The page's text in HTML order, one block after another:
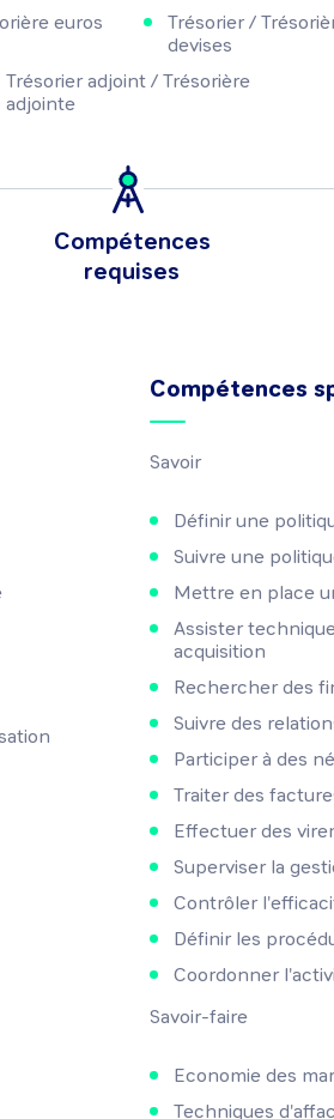
euros
Trésorier /
devises
Trésorier adjoint / Trésorière
adjointe
Compétences
requises
Compétences
Savoir
Définir une
Suivre une
Mettre en place
Assister
acquisition
Rechercher des
Suivre des
Participer à des
Traiter des
Effectuer des
Superviser la
Contrôler
Définir les
Coordonner
Savoir-faire
Economie des
Techniques